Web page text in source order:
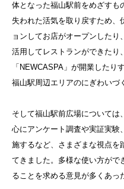
体となった福山駅前をめざすも
失われた活気を取り戻すため、
ョンしてお店がオープンした
活用してレストランができたり
「NEWCASPA」が開業したり
福山駅周辺エリアのにぎわいづ
そして福山駅前広場については
心にアンケート調査や実証実験
施するなど、さまざまな視点を
てきました。多様な使い方がで
ることを求める意見が多くあっ